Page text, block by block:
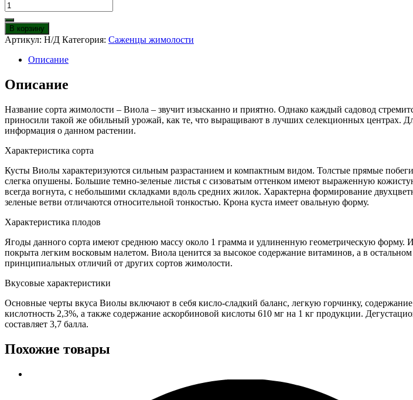
Количество
товара
Жимолость
Виола
В корзину
Артикул: Н/Д Категория: Саженцы жимолости
Описание
Описание
Название сорта жимолости – Виола – звучит изысканно и приятно. Однако каждый садовод
приносили такой же обильный урожай, как те, что выращивают в лучших селекционных центрах.
информация о данном растении.
Характеристика сорта
Кусты Виолы характеризуются сильным разрастанием и компактным видом. Толстые прямые
слегка опушены. Большие темно-зеленые листья с сизоватым оттенком имеют выраженную
всегда вогнута, с небольшими складками вдоль средних жилок. Характерна формирование
зеленые ветви отличаются относительной тонкостью. Крона куста имеет овальную форму.
Характеристика плодов
Ягоды данного сорта имеют среднюю массу около 1 грамма и удлиненную геометрическую форму.
покрыта легким восковым налетом. Виола ценится за высокое содержание витаминов, а в
принципиальных отличий от других сортов жимолости.
Вкусовые характеристики
Основные черты вкуса Виолы включают в себя кисло-сладкий баланс, легкую горчинку, содержание
кислотность 2,3%, а также содержание аскорбиновой кислоты 610 мг на 1 кг продукции.
составляет 3,7 балла.
Похожие товары